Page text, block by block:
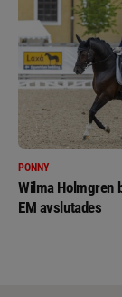
PONNY
Wilma Holmgren
EM avslutades